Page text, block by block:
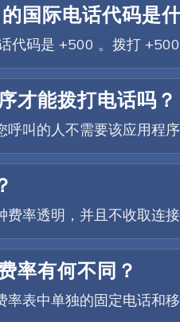
国际电话代码是
代码是 +500 。拨打
才能拨打电话吗？
叫的人不需要该应用程序
率透明，并且不收取连
率有何不同？
表中单独的固定电话和移